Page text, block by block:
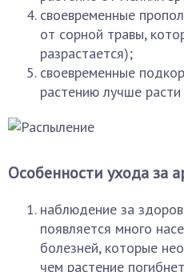
своевременные
от сорной травы,
разрастается);
своевременные
растению лучше расти
Особенности ухода за
наблюдение за
появляется много
болезней, которые
чем растение